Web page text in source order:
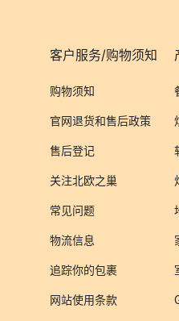
客户服务/购物须知
购物须知
官网退货和售后政策
售后登记
关注北欧之巢
常见问题
物流信息
追踪你的包裹
网站使用条款